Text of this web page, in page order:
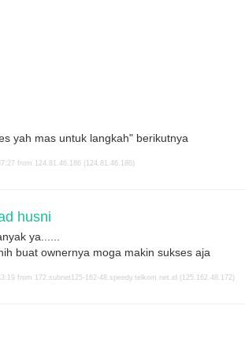
yah mas untuk langkah" berikutnya
from 124.81.46.186 (124.81.46.186)
husni
ya......
buat ownernya moga makin sukses aja
from 172.subnet125-162-48.speedy.telkom.net.id (125.162.48.172)